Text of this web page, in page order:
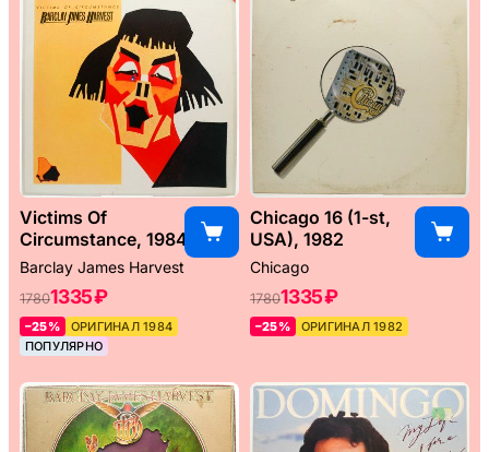
Victims Of
Circumstance, 1984
Barclay James Harvest
17801335 ₽
–25%
ОРИГИНАЛ 1984
ПОПУЛЯРНО
Chicago 16 (1-st,
USA), 1982
Chicago
17801335 ₽
–25% ОРИГИНАЛ 1982